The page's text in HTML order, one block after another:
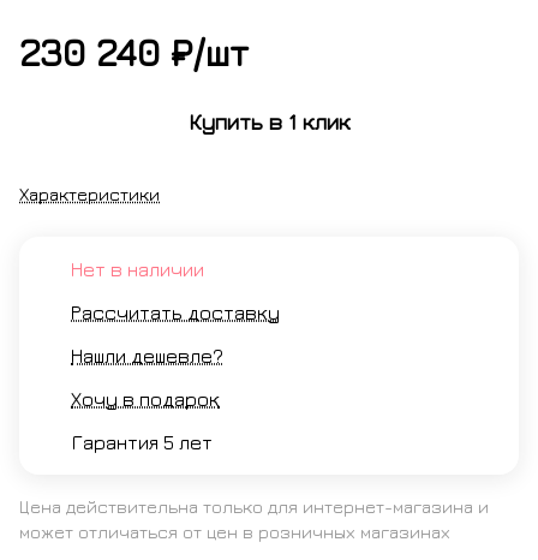
230 240 ₽/шт
Купить в 1 клик
Характеристики
Нет в наличии
Рассчитать доставку
Нашли дешевле?
Хочу в подарок
Гарантия 5 лет
Цена действительна только для интернет-магазина и
может отличаться от цен в розничных магазинах